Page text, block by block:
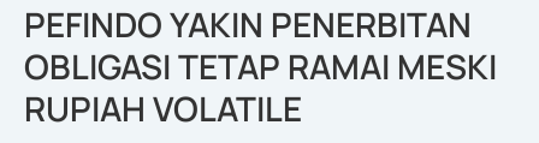
PEFINDO YAKIN PENERBITAN
OBLIGASI TETAP RAMAI MESKI
RUPIAH VOLATILE